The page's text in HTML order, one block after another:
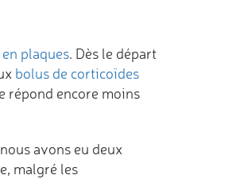
plaques. Dès le départ
bolus de corticoïdes
répond encore moins
avons eu deux
malgré les